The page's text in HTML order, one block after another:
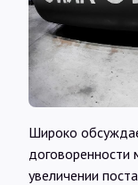
Широко
договоренности
увеличении